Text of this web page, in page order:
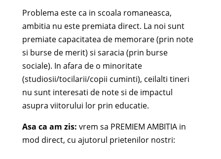
Problema este ca in scoala romaneasca,
ambitia nu este premiata direct. La noi sunt
premiate capacitatea de memorare (prin note
si burse de merit) si saracia (prin burse
sociale). In afara de o minoritate
(studiosii/tocilarii/copii cuminti), ceilalti tineri
nu sunt interesati de note si de impactul
asupra viitorului lor prin educatie.
Asa ca am zis: vrem sa PREMIEM AMBITIA in
mod direct, cu ajutorul prietenilor nostri: